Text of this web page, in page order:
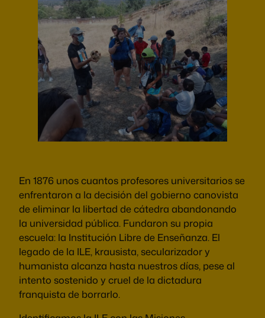
En 1876 unos cuantos profesores universitarios se
enfrentaron a la decisión del gobierno canovista
de eliminar la libertad de cátedra abandonando
la universidad pública. Fundaron su propia
escuela: la Institución Libre de Enseñanza. El
legado de la ILE, krausista, secularizador y
humanista alcanza hasta nuestros días, pese al
intento sostenido y cruel de la dictadura
franquista de borrarlo.